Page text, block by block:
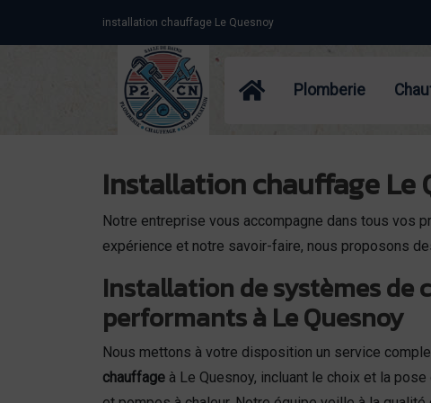
installation chauffage Le Quesnoy
Plomberie
Installation chauffage Le
Notre entreprise vous accompagne dans tous vos
expérience et notre savoir-faire, nous proposons
Installation de systèmes de
performants à Le Quesnoy
Nous mettons à votre disposition un service
chauffage à Le Quesnoy, incluant le choix et la